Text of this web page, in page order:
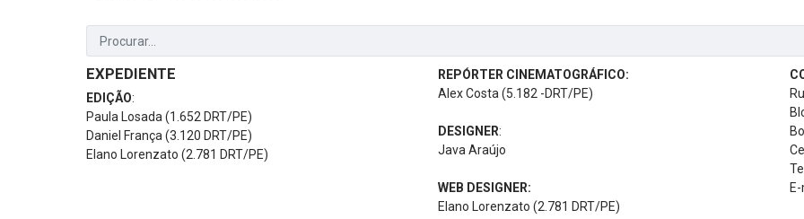
EXPEDIENTE
EDIÇÃO:
Paula Losada (1.652 DRT/PE)
Daniel França (3.120 DRT/PE)
Elano Lorenzato (2.781 DRT/PE)
REPÓRTER CINEMATOGRÁFICO:
Alex Costa (5.182 -DRT/PE)
DESIGNER:
Java Araújo
WEB DESIGNER:
Elano Lorenzato (2.781 DRT/PE)